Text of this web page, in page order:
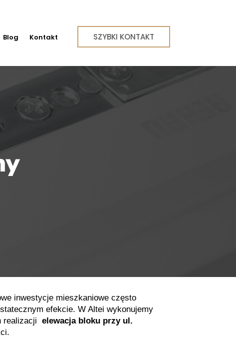
Blog Kontakt SZYBKI KONTAKT
inwestycje mieszkaniowe często
efekcie.W Altei wykonujemy
realizacjielewacja bloku przy ul.